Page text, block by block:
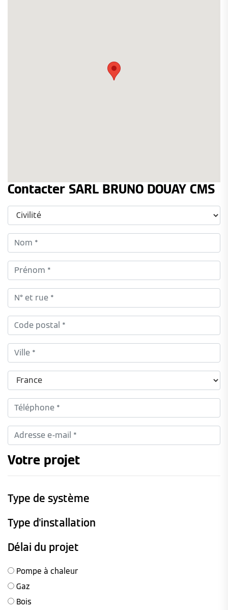
Contacter SARL BRUNO DOUAY CMS
Votre projet
Type de système
Type d'installation
Délai du projet
Pompe à chaleur
Gaz
Bois